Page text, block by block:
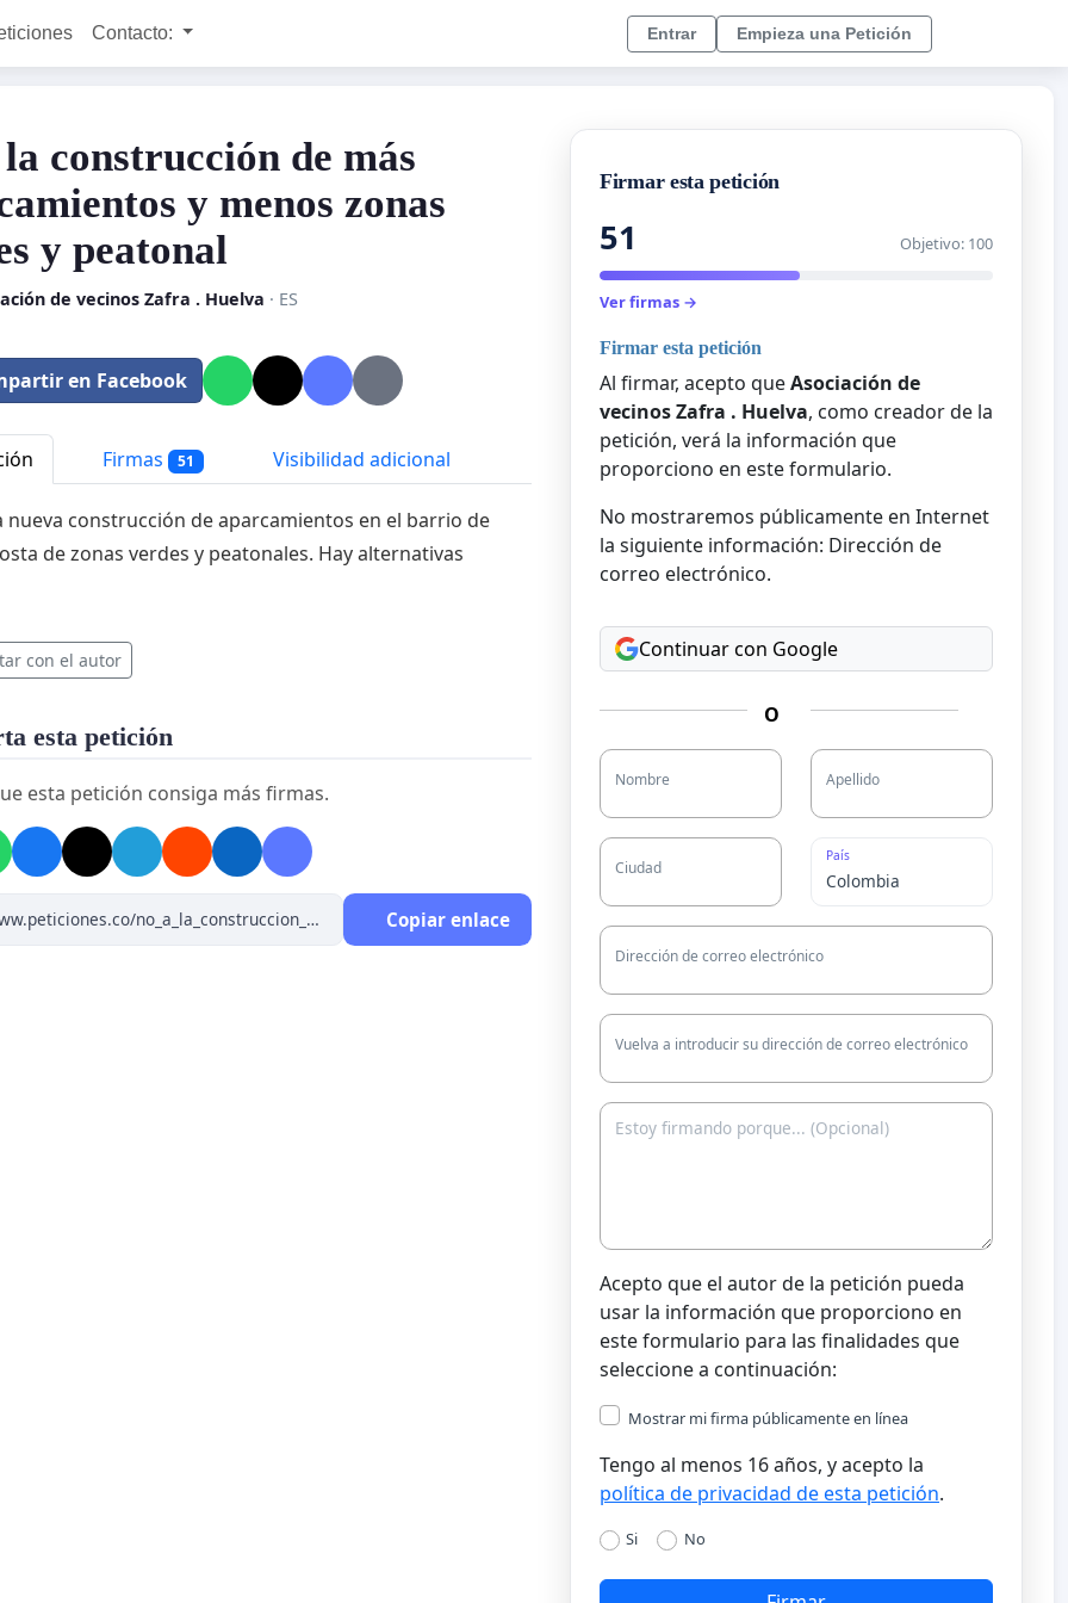
Contacto: Entrar Empieza una Petición
construcción de más
y menos zonas
y peatonal
de vecinos Zafra . Huelva · ES
en Facebook
Firmas 51 Visibilidad adicional
nueva construcción de aparcamientos en el barrio de
de zonas verdes y peatonales. Hay alternativas
con el autor
esta petición
esta petición consiga más firmas.
Copiar enlace
Firmar esta petición
51 Objetivo: 100
Ver firmas →
Firmar esta petición
Al firmar, acepto queAsociación de
vecinos Zafra . Huelva, como creador de la
petición, verá la información que
proporciono en este formulario.
No mostraremos públicamente en Internet
la siguiente información: Dirección de
correo electrónico.
Continuar con Google
O
Nombre Apellido
Ciudad
País
Dirección de correo electrónico
Vuelva a introducir su dirección de correo electrónico
Acepto que el autor de la petición pueda
usar la información que proporciono en
este formulario para las finalidades que
seleccione a continuación:
Mostrar mi firma públicamente en línea
Tengo al menos 16 años, y acepto la
política de privacidad de esta petición.
Si No